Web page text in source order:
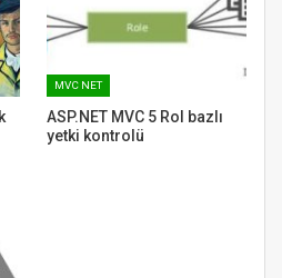
MVC NET
ASP.NET MVC 5 Rol bazlı
yetki kontrolü